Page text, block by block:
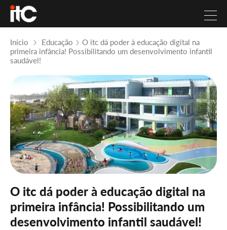
Início Educação
O itc dá poder à educação digital na
primeira infância! Possibilitando um desenvolvimento infantil
saudável!
O itc dá poder à educação digital na
primeira infância! Possibilitando um
desenvolvimento infantil saudável!